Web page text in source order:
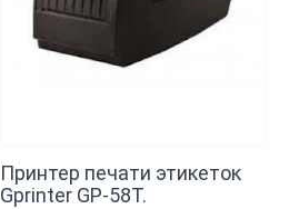
Принтер печати этикеток
Gprinter GP-58T.